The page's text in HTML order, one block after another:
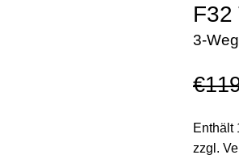
F32
3-
€
Enthält
zzgl.